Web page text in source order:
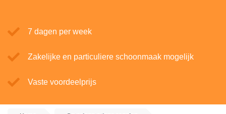
7 dagen per week
Zakelijke en particuliere schoonmaak mogelijk
Vaste voordeelprijs